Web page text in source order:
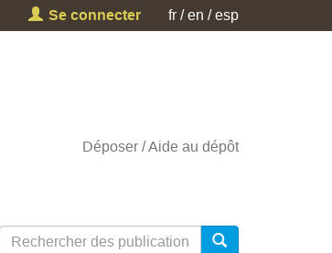
Se connecter fr en esp
Déposer Aide au dépôt